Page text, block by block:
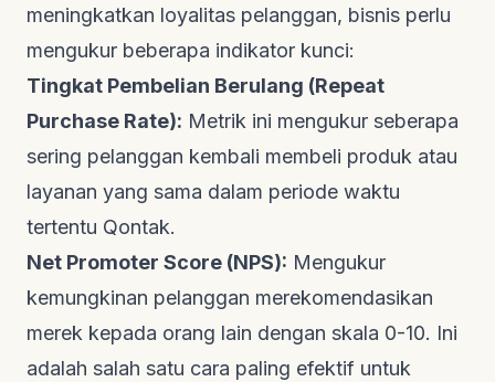
meningkatkan loyalitas pelanggan, bisnis perlu
mengukur beberapa indikator kunci:
Tingkat Pembelian Berulang (Repeat
Purchase Rate): Metrik ini mengukur seberapa
sering pelanggan kembali membeli produk atau
layanan yang sama dalam periode waktu
tertentu Qontak.
Net Promoter Score (NPS): Mengukur
kemungkinan pelanggan merekomendasikan
merek kepada orang lain dengan skala 0-10. Ini
adalah salah satu cara paling efektif untuk